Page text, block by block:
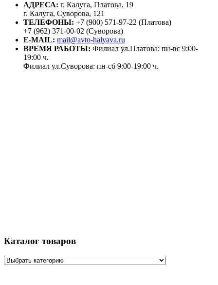
АДРЕСА: г. Калуга, Платова, 19
г. Калуга, Суворова, 121
ТЕЛЕФОНЫ: +7 (900) 571-97-22 (Платова)
+7 (962) 371-00-02 (Суворова)
E-MAIL: mail@avto-halyava.ru
ВРЕМЯ РАБОТЫ: Филиал ул.Платова: пн-вс 9:00-
19:00 ч.
Филиал ул.Суворова: пн-сб 9:00-19:00 ч.
Каталог товаров